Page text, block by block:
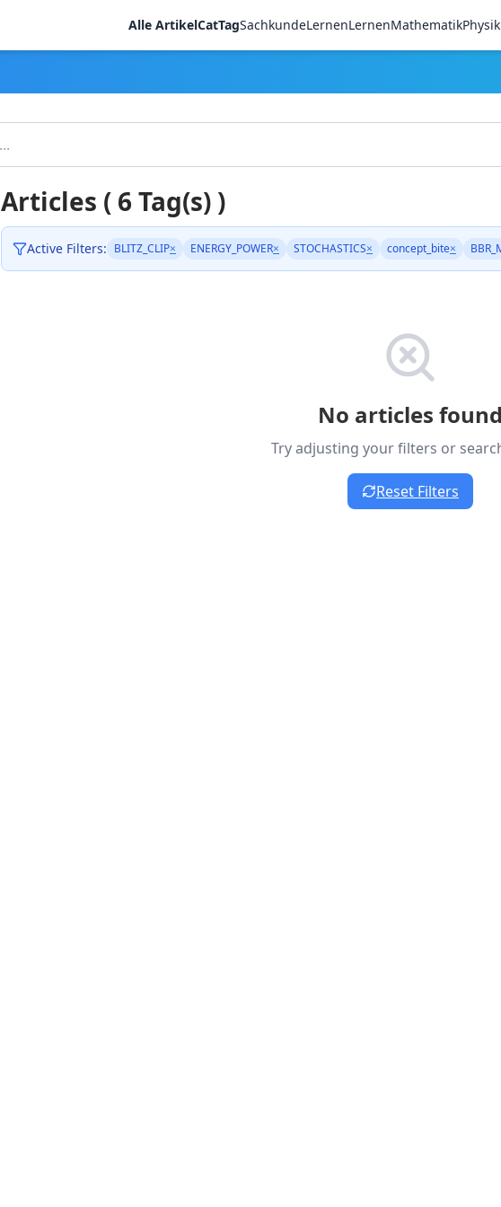
Alle ArtikelCatTagSachkundeLernenLernenMathematikPhysik
Articles ( 6 Tag(s) )
Active Filters: BLITZ_CLIP× ENERGY_POWER× STOCHASTICS× concept_bite×
No articles found
Try adjusting your filters or
Reset Filters